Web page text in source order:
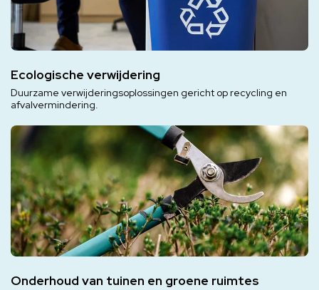
Ecologische verwijdering
Duurzame verwijderingsoplossingen gericht op recycling en
afvalvermindering.
Onderhoud van tuinen en groene ruimtes